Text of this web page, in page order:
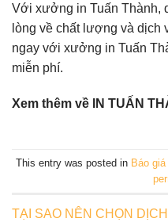
Với xưởng in Tuấn Thành,
lòng về chất lượng và dịch
ngay với xưởng in Tuấn
miễn phí.
Xem thêm về IN TUẤN
This entry was posted in Báo
TẠI SAO NÊN CHỌN DỊCH